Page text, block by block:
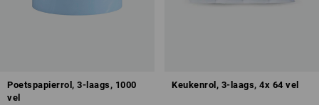
Poetspapierrol, 3-laags, 1000
vel
Keukenrol, 3-laags, 4x 64 vel